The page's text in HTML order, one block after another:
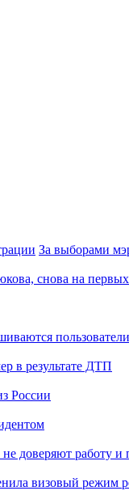
За выборами
снова на
в результате ДТП
России
не доверяют работу
визовый режим